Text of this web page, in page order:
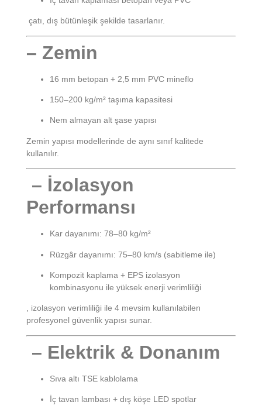
çatı, dış bütünleşik şekilde tasarlanır.
– Zemin
16 mm betopan + 2,5 mm PVC mineflo
150–200 kg/m² taşıma kapasitesi
Nem almayan alt şase yapısı
Zemin yapısı modellerinde de aynı sınıf kalitede
kullanılır.
– İzolasyon
Performansı
Kar dayanımı: 78–80 kg/m²
Rüzgâr dayanımı: 75–80 km/s (sabitleme ile)
Kompozit kaplama + EPS izolasyon
kombinasyonu ile yüksek enerji verimliliği
, izolasyon verimliliği ile 4 mevsim kullanılabilen
profesyonel güvenlik yapısı sunar.
– Elektrik & Donanım
Sıva altı TSE kablolama
İç tavan lambası + dış köşe LED spotlar